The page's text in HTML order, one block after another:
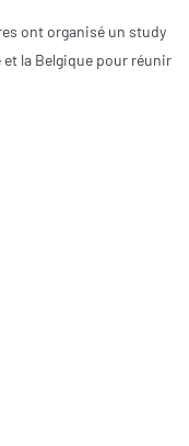
ont organisé un study
la Belgique pour réunir